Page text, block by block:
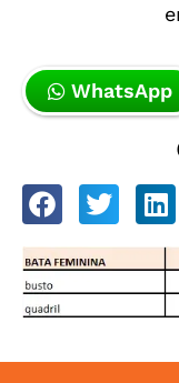
WhatsApp